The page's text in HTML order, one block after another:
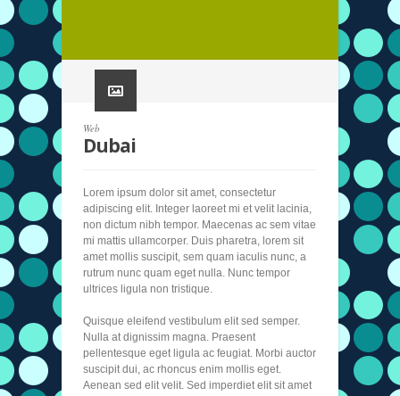
Web
Dubai
Lorem ipsum dolor sit amet, consectetur
adipiscing elit. Integer laoreet mi et velit lacinia,
non dictum nibh tempor. Maecenas ac sem vitae
mi mattis ullamcorper. Duis pharetra, lorem sit
amet mollis suscipit, sem quam iaculis nunc, a
rutrum nunc quam eget nulla. Nunc tempor
ultrices ligula non tristique.
Quisque eleifend vestibulum elit sed semper.
Nulla at dignissim magna. Praesent
pellentesque eget ligula ac feugiat. Morbi auctor
suscipit dui, ac rhoncus enim mollis eget.
Aenean sed elit velit. Sed imperdiet elit sit amet